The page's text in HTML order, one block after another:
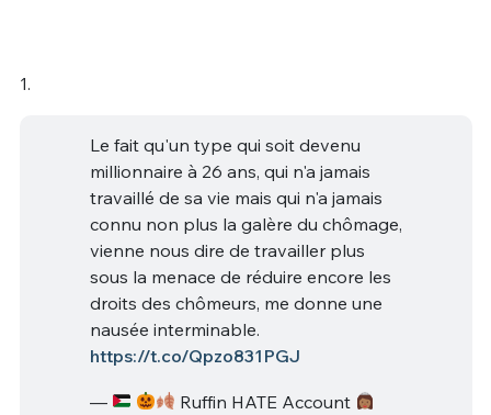
1.
Le fait qu'un type qui soit devenu
millionnaire à 26 ans, qui n'a jamais
travaillé de sa vie mais qui n'a jamais
connu non plus la galère du chômage,
vienne nous dire de travailler plus
sous la menace de réduire encore les
droits des chômeurs, me donne une
nausée interminable.
https://t.co/Qpzo831PGJ
—
Ruffin HATE Account